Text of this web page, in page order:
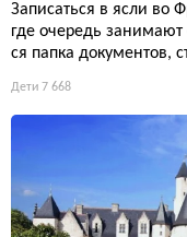
Записаться в ясли во
где очередь
ся папка документов,
Дети 7 668